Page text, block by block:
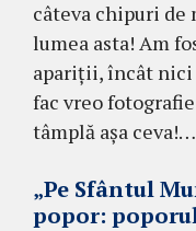
câteva chipuri de
lumea asta! Am
apariţii, încât nici
fac vreo
tâmplă aşa ceva!…
„Pe Sfântul
popor: